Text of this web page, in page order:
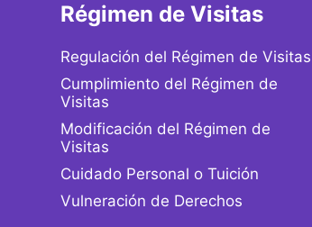
Régimen de Visitas
Regulación del Régimen de Visitas
Cumplimiento del Régimen de
Visitas
Modificación del Régimen de
Visitas
Cuidado Personal o Tuición
Vulneración de Derechos